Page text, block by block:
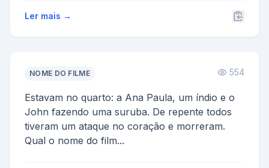
Ler mais →
NOME DO FILME 554
Estavam no quarto: a Ana Paula, um índio e o
John fazendo uma suruba. De repente todos
tiveram um ataque no coração e morreram.
Qual o nome do film...